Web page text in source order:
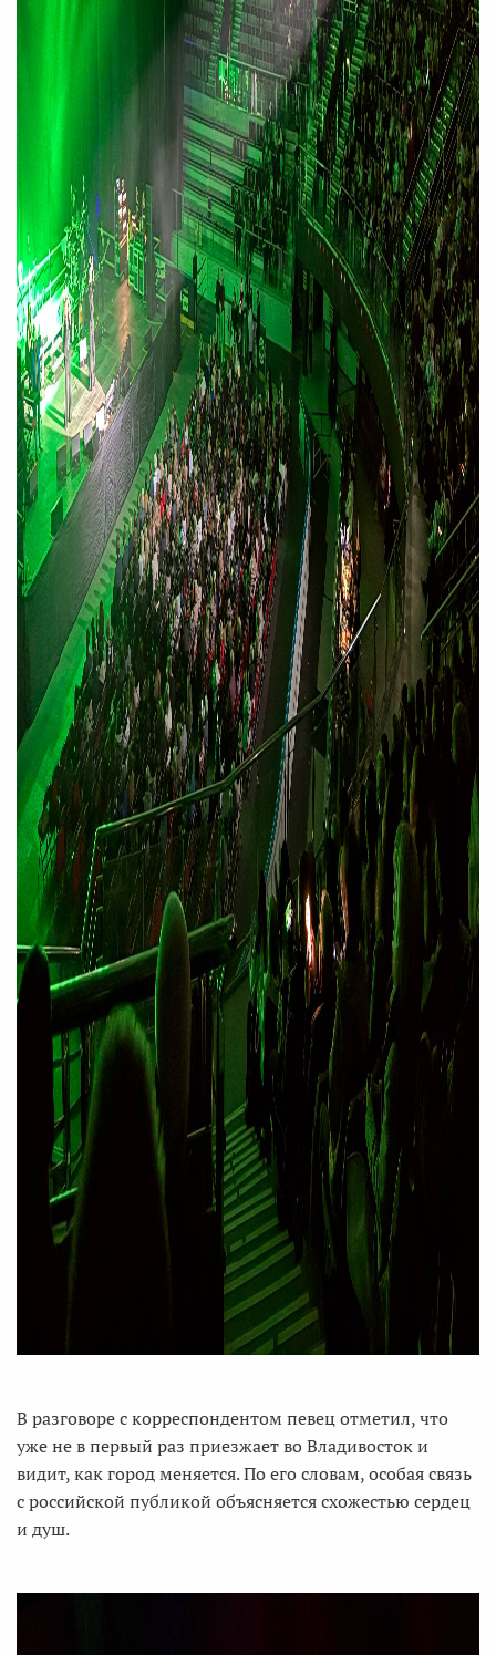
В разговоре с корреспондентом певец отметил, что
уже не в первый раз приезжает во Владивосток и
видит, как город меняется. По его словам, особая связь
с российской публикой объясняется схожестью сердец
и душ.